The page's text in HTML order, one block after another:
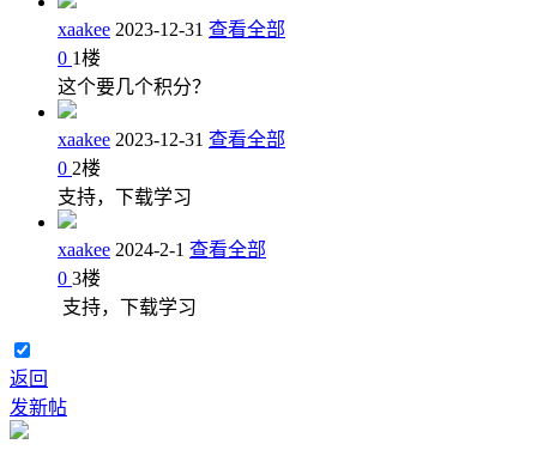
xaakee 2023-12-31 查看全部
0 1楼
这个要几个积分？
xaakee 2023-12-31 查看全部
0 2楼
支持，下载学习
xaakee 2024-2-1 查看全部
0 3楼
支持，下载学习
返回
发新帖